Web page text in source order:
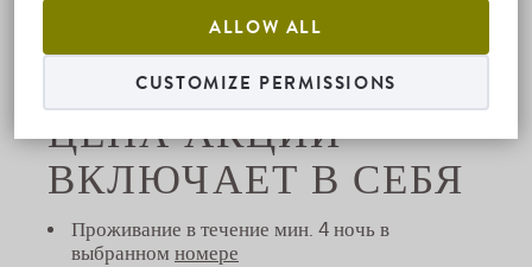
ALLOW ALL
CUSTOMIZE PERMISSIONS
акционное предложение действительно в случае
проживания мин. 4 ночь.
ЦЕНА АКЦИИ
ВКЛЮЧАЕТ В СЕБЯ
Проживание в течение мин. 4 ночь в
выбранном номере